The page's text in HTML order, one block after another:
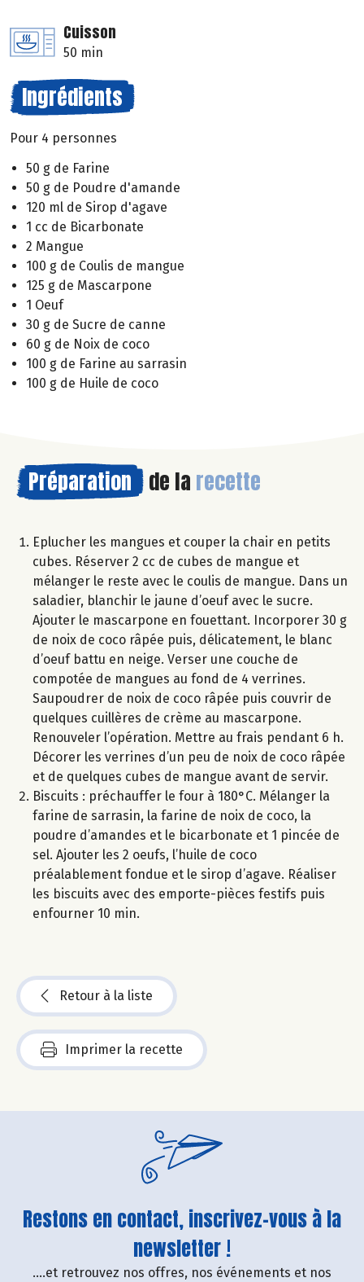
Cuisson
50 min
Ingrédients
Pour 4 personnes
50 g de Farine
50 g de Poudre d'amande
120 ml de Sirop d'agave
1 cc de Bicarbonate
2 Mangue
100 g de Coulis de mangue
125 g de Mascarpone
1 Oeuf
30 g de Sucre de canne
60 g de Noix de coco
100 g de Farine au sarrasin
100 g de Huile de coco
Préparation de la recette
Eplucher les mangues et couper la chair en petits
cubes. Réserver 2 cc de cubes de mangue et
mélanger le reste avec le coulis de mangue. Dans un
saladier, blanchir le jaune d’oeuf avec le sucre.
Ajouter le mascarpone en fouettant. Incorporer 30 g
de noix de coco râpée puis, délicatement, le blanc
d’oeuf battu en neige. Verser une couche de
compotée de mangues au fond de 4 verrines.
Saupoudrer de noix de coco râpée puis couvrir de
quelques cuillères de crème au mascarpone.
Renouveler l’opération. Mettre au frais pendant 6 h.
Décorer les verrines d’un peu de noix de coco râpée
et de quelques cubes de mangue avant de servir.
Biscuits : préchauffer le four à 180°C. Mélanger la
farine de sarrasin, la farine de noix de coco, la
poudre d’amandes et le bicarbonate et 1 pincée de
sel. Ajouter les 2 oeufs, l’huile de coco
préalablement fondue et le sirop d’agave. Réaliser
les biscuits avec des emporte-pièces festifs puis
enfourner 10 min.
Retour à la liste
Imprimer la recette
Restons en contact, inscrivez-vous à la
newsletter !
....et retrouvez nos offres, nos événements et nos